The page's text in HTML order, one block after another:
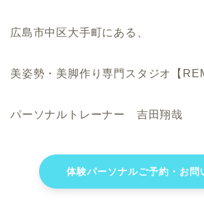
広島市中区大手町にある、
美姿勢・美脚作り専門スタジオ【
パーソナルトレーナー 吉田翔哉
体験パーソナルご予約・お問